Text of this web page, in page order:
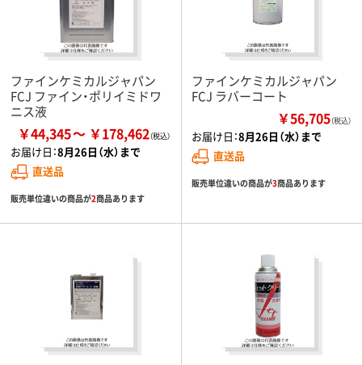
ファインケミカルジャパン
FCJ ファイン・ポリイミドワ
ニス液
￥44,345 ￥178,462
お届け日：8月26日（水）まで
直送品
販売単位違いの商品が2商品あります
ファインケミカルジャパン
FCJ ラバーコート
￥56,705（税込）
お届け日：8月26日（水）まで
直送品
販売単位違いの商品が3商品あります